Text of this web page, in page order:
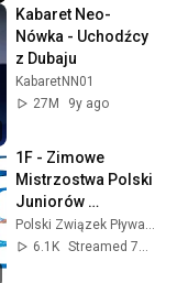
Kabaret Neo-
Nówka - Uchodźcy
z Dubaju
KabaretNN01
27M
9y ago
1F - Zimowe
Mistrzostwa Polski
Juniorów
Młodszych 16 lat w
pływaniu - Gorzów
Polski Związek Pływacki PZP
6.1K
Streamed 7mo ago